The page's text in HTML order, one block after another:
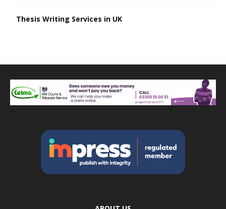
Thesis Writing Services in UK